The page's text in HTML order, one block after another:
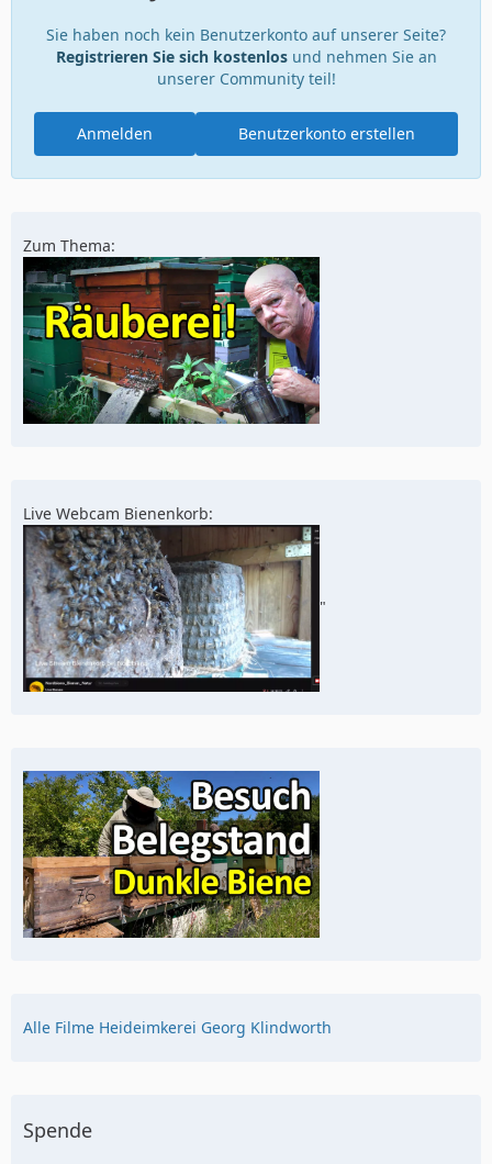
Sie haben noch kein Benutzerkonto auf unserer Seite?
Registrieren Sie sich kostenlosund nehmen Sie an
unserer Community teil!
Benutzerkonto erstellen
Anmelden
Zum Thema:
Live Webcam Bienenkorb:
"
Alle Filme Heideimkerei Georg Klindworth
Spende